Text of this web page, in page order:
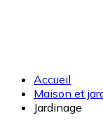
Accueil
Maison et
Jardinage